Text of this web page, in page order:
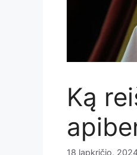
Ką
18 lapkričio,